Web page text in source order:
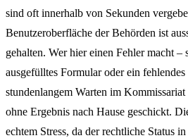
sind oft innerhalb von Sekunden
Benutzeroberfläche der Behörden ist
gehalten. Wer hier einen Fehler macht –
ausgefülltes Formular oder ein
stundenlangem Warten im
ohne Ergebnis nach Hause geschickt.
echtem Stress, da der rechtliche Status